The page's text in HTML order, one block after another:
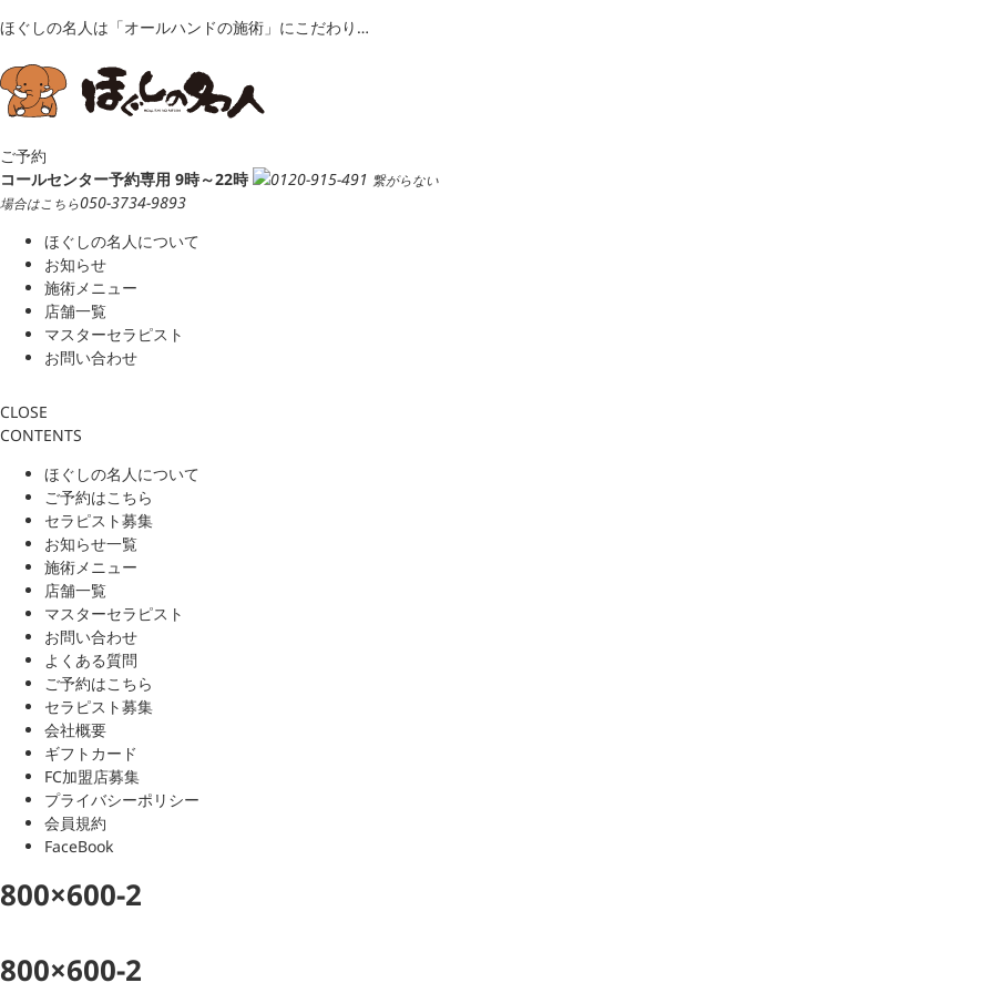
ほぐしの名人は「オールハンドの施術」にこだわり…
ご予約
コールセンター予約専用 9時～22時
0120-915-491 繋がらない
場合はこちら050-3734-9893
ほぐしの名人について
お知らせ
施術メニュー
店舗一覧
マスターセラピスト
お問い合わせ
CLOSE
CONTENTS
ほぐしの名人について
ご予約はこちら
セラピスト募集
お知らせ一覧
施術メニュー
店舗一覧
マスターセラピスト
お問い合わせ
よくある質問
ご予約はこちら
セラピスト募集
会社概要
ギフトカード
FC加盟店募集
プライバシーポリシー
会員規約
FaceBook
800×600-2
800×600-2